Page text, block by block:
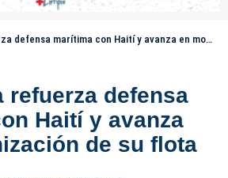
marítima con Haití y avanza en modernización de su flota
refuerza defensa
Haití y avanza
de su flota